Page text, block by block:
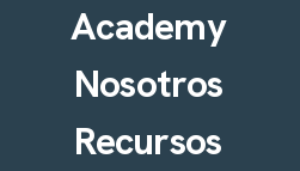
Academy
Nosotros
Recursos